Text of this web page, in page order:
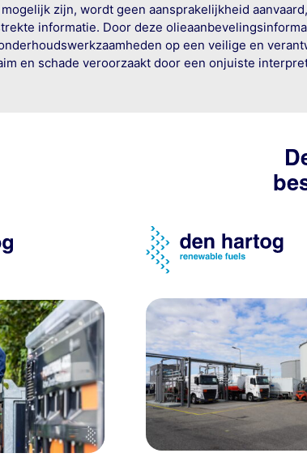
zijn, wordt geen aansprakelijkheid
informatie. Door deze
op een veilige en
en schade veroorzaakt door een onjuiste